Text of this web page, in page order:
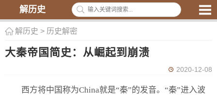
解历史
解历史 > 历史解密
大秦帝国简史：从崛起到崩溃
2020-12-08
西方将中国称为China就是“秦”的发音。“秦”进入波